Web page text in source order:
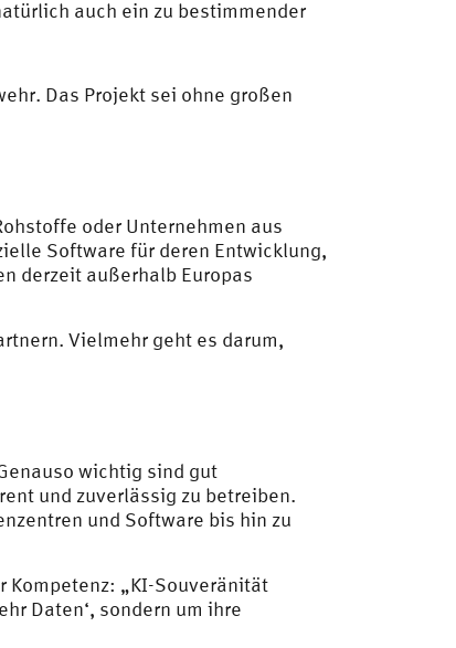
auch ein zu bestimmender
Das Projekt sei ohne großen
oder Unternehmen aus
Software für deren Entwicklung,
derzeit außerhalb Europas
Vielmehr geht es darum,
wichtig sind gut
und zuverlässig zu betreiben.
und Software bis hin zu
Kompetenz: „KI-Souveränität
Daten‘, sondern um ihre